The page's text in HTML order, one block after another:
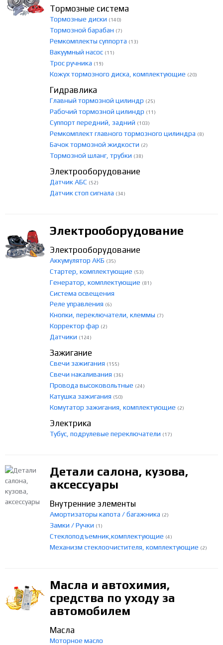
Тормозные система
Тормозные диски (140)
Тормозной барабан (7)
Ремкомплекты суппорта (13)
Вакуумный насос (11)
Трос ручника (19)
Кожух тормозного диска, комплектующие (20)
Гидравлика
Главный тормозной цилиндр (25)
Рабочий тормозной цилиндр (11)
Суппорт передний, задний (103)
Ремкомплект главного тормозного цилиндра (8)
Бачок тормозной жидкости (2)
Тормозной шланг, трубки (38)
Электрооборудование
Датчик АБС (52)
Датчик стоп сигнала (34)
Электрооборудование
Электрооборудование
Аккумулятор АКБ (35)
Стартер, комплектующие (53)
Генератор, комплектующие (81)
Система освещения
Реле управления (6)
Кнопки, переключатели, клеммы (7)
Корректор фар (2)
Датчики (124)
Зажигание
Свечи зажигания (155)
Свечи накаливания (36)
Провода высоковольтные (24)
Катушка зажигания (50)
Комутатор зажигания, комплектующие (2)
Электрика
Тубус, подрулевые переключатели (17)
Детали салона, кузова,
аксессуары
Внутренние элементы
Амортизаторы капота / багажника (2)
Замки / Ручки (1)
Стеклоподъемник,комплектующие (4)
Механизм стеклоочистителя, комплектующие (2)
Масла и автохимия,
средства по уходу за
автомобилем
Масла
Моторное масло